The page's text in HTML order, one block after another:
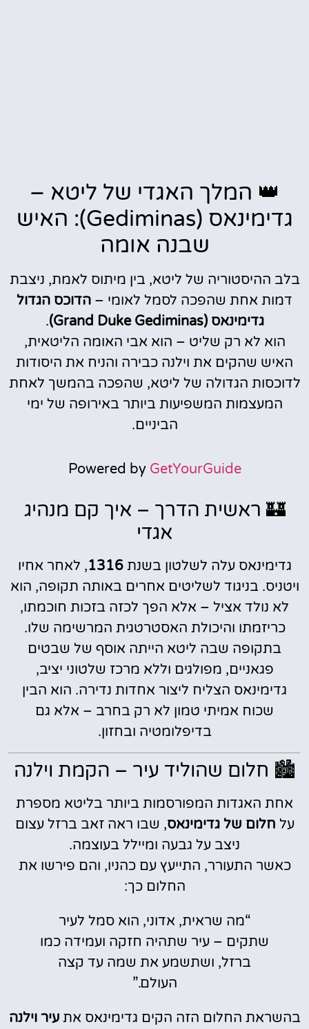
👑 המלך האגדי של ליטא –
גדימינאס (Gediminas): האיש
שבנה אומה
בלב ההיסטוריה של ליטא, בין מיתוס לאמת, ניצבת
דמות אחת שהפכה לסמל לאומי – הדוכס הגדול
גדימינאס (Grand Duke Gediminas)
.
הוא לא רק שליט – הוא אבי האומה הליטאית,
האיש שהקים את וילנה כבירה והניח את היסודות
לדוכסות הגדולה של ליטא, שהפכה בהמשך לאחת
המעצמות המשפיעות ביותר באירופה של ימי
הביניים.
Powered by GetYourGuide
🏰 ראשית הדרך – איך קם מנהיג
אגדי
גדימינאס עלה לשלטון בשנת1316, לאחר אחיו
ויטניס. בניגוד לשליטים אחרים באותה תקופה, הוא
לא נולד אציל – אלא הפך לכזה בזכות חוכמתו,
כריזמתו והיכולת האסטרטגית המרשימה שלו.
בתקופה שבה ליטא הייתה אוסף של שבטים
פגאניים, מפולגים וללא מרכז שלטוני יציב,
גדימינאס הצליח ליצור אחדות נדירה. הוא הבין
שכוח אמיתי טמון לא רק בחרב – אלא גם
בדיפלומטיה ובחזון.
🏙️ חלום שהוליד עיר – הקמת וילנה
אחת האגדות המפורסמות ביותר בליטא מספרת
על חלום של גדימינאס, שבו ראה זאב ברזל עצום
ניצב על גבעה ומיילל בעוצמה.
כאשר התעורר, התייעץ עם כהניו, והם פירשו את
החלום כך:
“מה שראית, אדוני, הוא סמל לעיר
שתקים – עיר שתהיה חזקה ועמידה כמו
ברזל, ושתשמע את שמה עד קצה
העולם.”
בהשראת החלום הזה הקים גדימינאס אתעיר וילנה